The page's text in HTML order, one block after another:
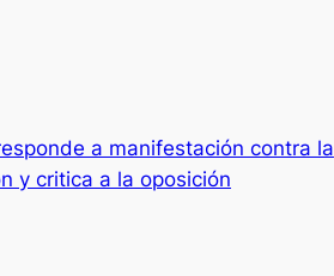
a manifestación contra la
y critica a la oposición